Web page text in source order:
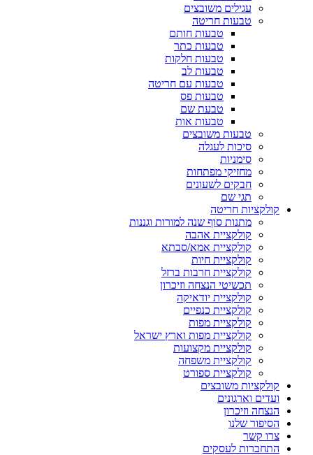
עגילים משובצים
טבעות חריטה
טבעות חותם
טבעות כתר
טבעות חלקות
טבעות לב
טבעות עם חריטה
טבעות פס
טבעת שם
טבעות אות
טבעות משובצים
סיכות לעגלה
סימניות
מחזיקי מפתחות
חבקים לשעונים
תגי שם
קולקציות חריטה
מתנות סוף שנה למורות וגננות
קולקציית אהבה
קולקציית אמא/סבתא
קולקציית חיות
קולקציית חרבות ברזל
תכשיטי הנצחה וזיכרון
קולקציית יודאיקה
קולקציית כנפיים
קולקציית מפות
קולקציית מפות וארץ ישראל
קולקציית מקצועות
קולקציית משפחה
קולקציית ספורט
קולקציות משובצים
ועדים וארגונים
הנצחה וזיכרון
הסיפור שלנו
צרו קשר
התחברות לעסקים